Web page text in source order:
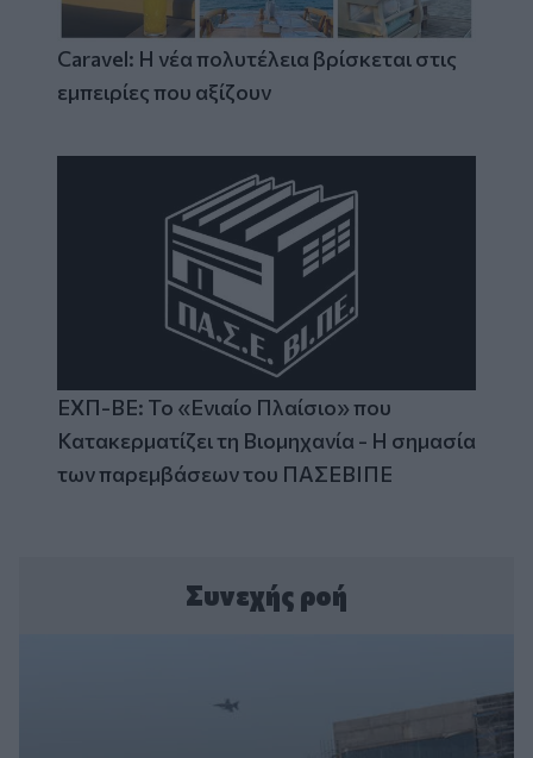
Caravel: Η νέα πολυτέλεια βρίσκεται στις
εμπειρίες που αξίζουν
ΕΧΠ-ΒΕ: Το «Ενιαίο Πλαίσιο» που
Κατακερματίζει τη Βιομηχανία - Η σημασία
των παρεμβάσεων του ΠΑΣΕΒΙΠΕ
Συνεχής ροή